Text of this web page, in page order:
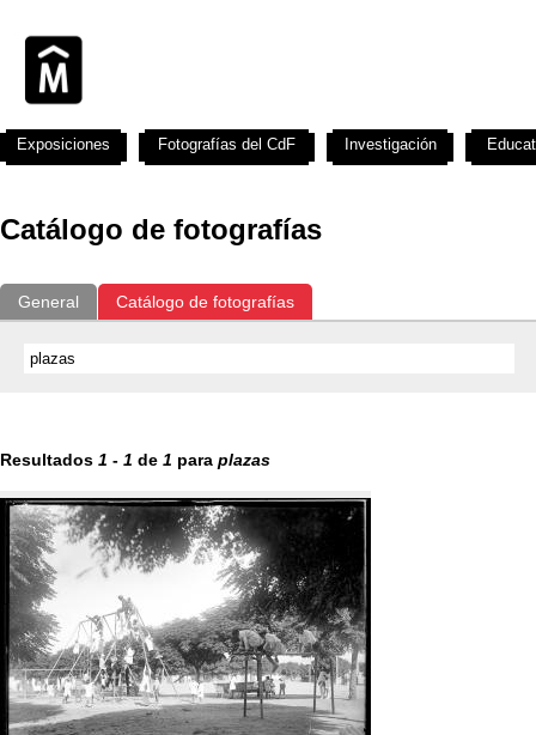
Catálogo de fotografías
General Catálogo de fotografías
Resultados 1 - 1 de 1 para plazas
Exposiciones Fotografías del CdF Investigación